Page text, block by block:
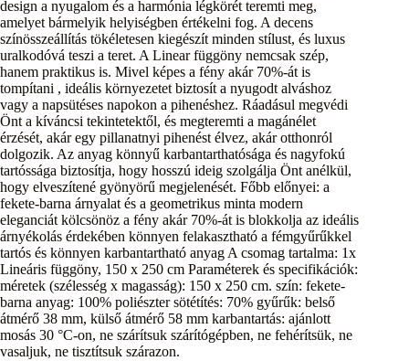
design a nyugalom és a harmónia légkörét teremti meg,
amelyet bármelyik helyiségben értékelni fog. A decens
színösszeállítás tökéletesen kiegészít minden stílust, és luxus
uralkodóvá teszi a teret. A Linear függöny nemcsak szép,
hanem praktikus is. Mivel képes a fény akár 70%-át is
tompítani , ideális környezetet biztosít a nyugodt alváshoz
vagy a napsütéses napokon a pihenéshez. Ráadásul megvédi
Önt a kíváncsi tekintetektől, és megteremti a magánélet
érzését, akár egy pillanatnyi pihenést élvez, akár otthonról
dolgozik. Az anyag könnyű karbantarthatósága és nagyfokú
tartóssága biztosítja, hogy hosszú ideig szolgálja Önt anélkül,
hogy elveszítené gyönyörű megjelenését. Főbb előnyei: a
fekete-barna árnyalat és a geometrikus minta modern
eleganciát kölcsönöz a fény akár 70%-át is blokkolja az ideális
árnyékolás érdekében könnyen felakasztható a fémgyűrűkkel
tartós és könnyen karbantartható anyag A csomag tartalma: 1x
Lineáris függöny, 150 x 250 cm Paraméterek és specifikációk:
méretek (szélesség x magasság): 150 x 250 cm. szín: fekete-
barna anyag: 100% poliészter sötétítés: 70% gyűrűk: belső
átmérő 38 mm, külső átmérő 58 mm karbantartás: ajánlott
mosás 30 °C-on, ne szárítsuk szárítógépben, ne fehérítsük, ne
vasaljuk, ne tisztítsuk szárazon.